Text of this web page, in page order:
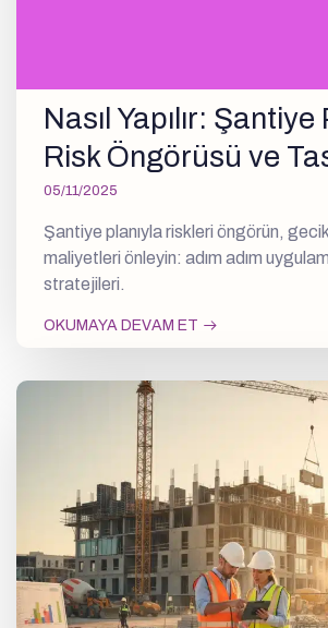
Nasıl Yapılır: Şantiye
Risk Öngörüsü ve
05/11/2025
Şantiye planıyla riskleri öngörün,
maliyetleri önleyin: adım adım
stratejileri.
OKUMAYA DEVAM ET